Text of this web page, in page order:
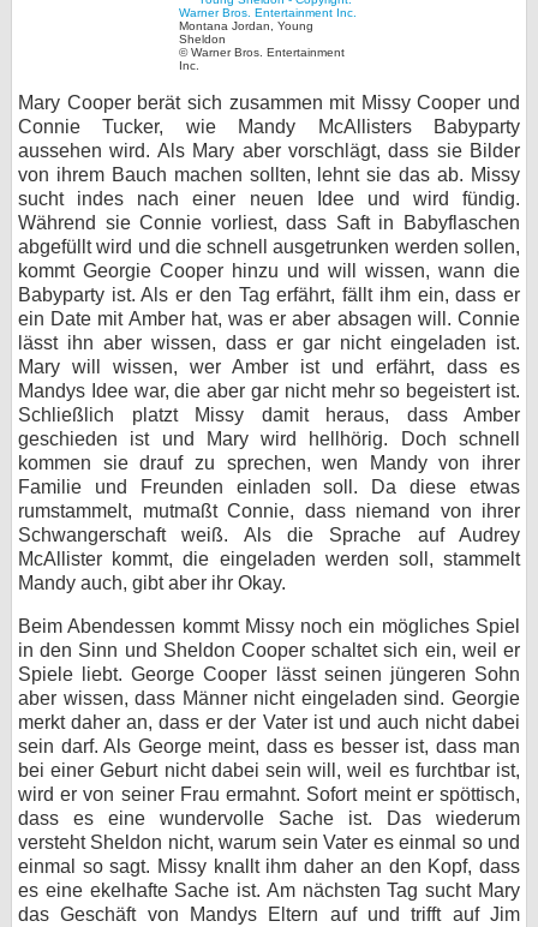
Montana Jordan, Young
Sheldon
© Warner Bros. Entertainment
Inc.
Mary Cooper berät sich zusammen mit Missy Cooper und
Connie Tucker, wie Mandy McAllisters Babyparty
aussehen wird. Als Mary aber vorschlägt, dass sie Bilder
von ihrem Bauch machen sollten, lehnt sie das ab. Missy
sucht indes nach einer neuen Idee und wird fündig.
Während sie Connie vorliest, dass Saft in Babyflaschen
abgefüllt wird und die schnell ausgetrunken werden sollen,
kommt Georgie Cooper hinzu und will wissen, wann die
Babyparty ist. Als er den Tag erfährt, fällt ihm ein, dass er
ein Date mit Amber hat, was er aber absagen will. Connie
lässt ihn aber wissen, dass er gar nicht eingeladen ist.
Mary will wissen, wer Amber ist und erfährt, dass es
Mandys Idee war, die aber gar nicht mehr so begeistert ist.
Schließlich platzt Missy damit heraus, dass Amber
geschieden ist und Mary wird hellhörig. Doch schnell
kommen sie drauf zu sprechen, wen Mandy von ihrer
Familie und Freunden einladen soll. Da diese etwas
rumstammelt, mutmaßt Connie, dass niemand von ihrer
Schwangerschaft weiß. Als die Sprache auf Audrey
McAllister kommt, die eingeladen werden soll, stammelt
Mandy auch, gibt aber ihr Okay.
Beim Abendessen kommt Missy noch ein mögliches Spiel
in den Sinn und Sheldon Cooper schaltet sich ein, weil er
Spiele liebt. George Cooper lässt seinen jüngeren Sohn
aber wissen, dass Männer nicht eingeladen sind. Georgie
merkt daher an, dass er der Vater ist und auch nicht dabei
sein darf. Als George meint, dass es besser ist, dass man
bei einer Geburt nicht dabei sein will, weil es furchtbar ist,
wird er von seiner Frau ermahnt. Sofort meint er spöttisch,
dass es eine wundervolle Sache ist. Das wiederum
versteht Sheldon nicht, warum sein Vater es einmal so und
einmal so sagt. Missy knallt ihm daher an den Kopf, dass
es eine ekelhafte Sache ist. Am nächsten Tag sucht Mary
das Geschäft von Mandys Eltern auf und trifft auf Jim
Impressum
myFanbase